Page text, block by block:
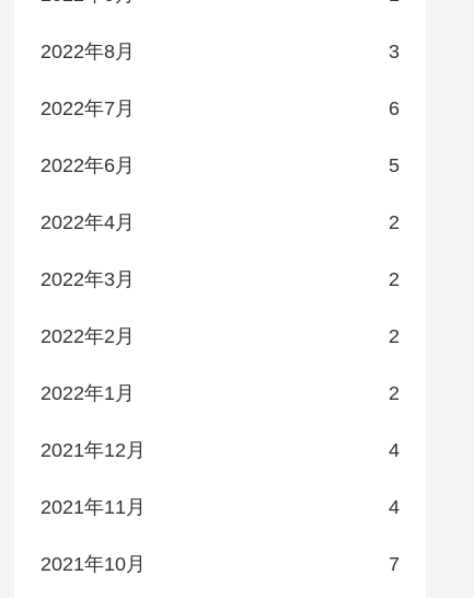
2022年8月 3
2022年7月 6
2022年6月 5
2022年4月 2
2022年3月 2
2022年2月 2
2022年1月 2
2021年12月 4
2021年11月 4
2021年10月 7